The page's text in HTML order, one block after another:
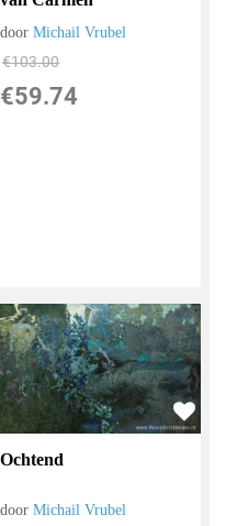
doorMichail Vrubel
€103.00
€59.74
Ochtend
doorMichail Vrubel